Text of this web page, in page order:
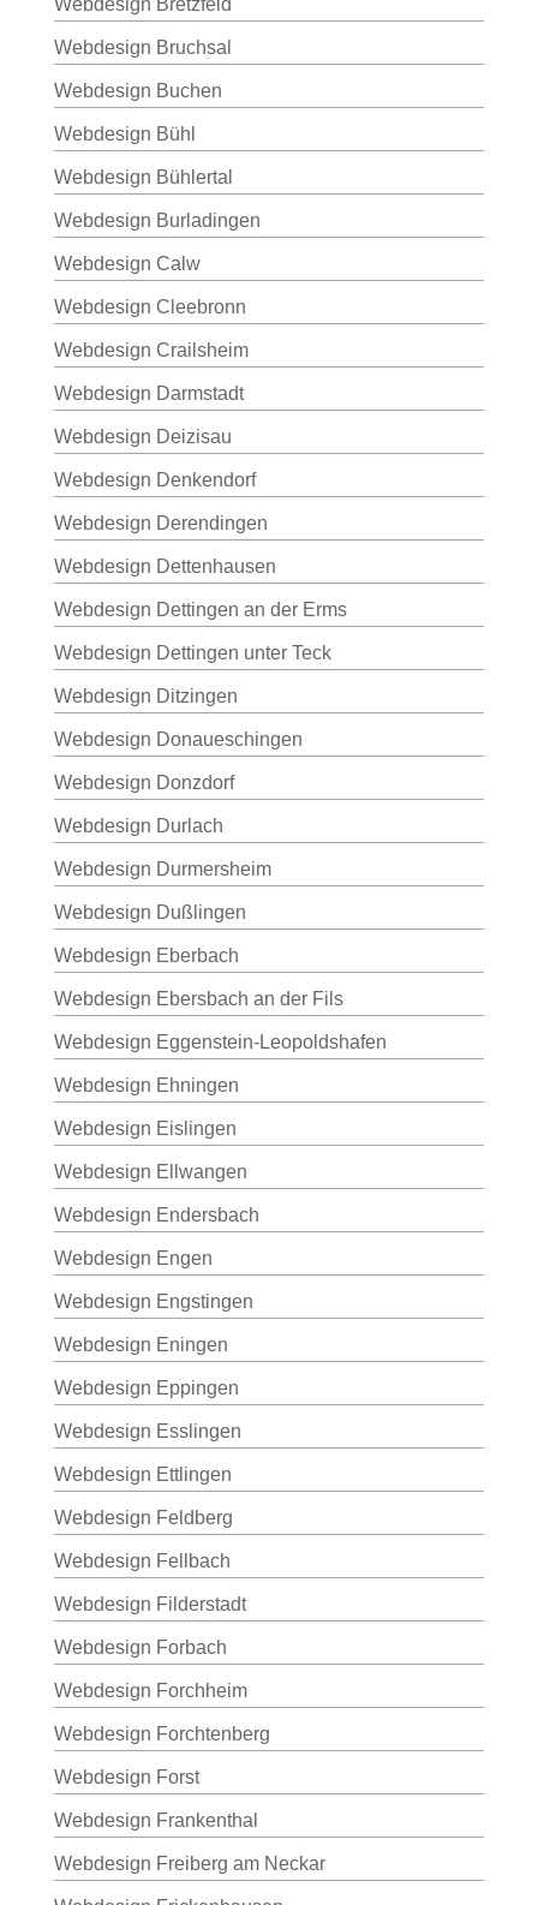
Webdesign Bretzfeld
Webdesign Bruchsal
Webdesign Buchen
Webdesign Bühl
Webdesign Bühlertal
Webdesign Burladingen
Webdesign Calw
Webdesign Cleebronn
Webdesign Crailsheim
Webdesign Darmstadt
Webdesign Deizisau
Webdesign Denkendorf
Webdesign Derendingen
Webdesign Dettenhausen
Webdesign Dettingen an der Erms
Webdesign Dettingen unter Teck
Webdesign Ditzingen
Webdesign Donaueschingen
Webdesign Donzdorf
Webdesign Durlach
Webdesign Durmersheim
Webdesign Dußlingen
Webdesign Eberbach
Webdesign Ebersbach an der Fils
Webdesign Eggenstein-Leopoldshafen
Webdesign Ehningen
Webdesign Eislingen
Webdesign Ellwangen
Webdesign Endersbach
Webdesign Engen
Webdesign Engstingen
Webdesign Eningen
Webdesign Eppingen
Webdesign Esslingen
Webdesign Ettlingen
Webdesign Feldberg
Webdesign Fellbach
Webdesign Filderstadt
Webdesign Forbach
Webdesign Forchheim
Webdesign Forchtenberg
Webdesign Forst
Webdesign Frankenthal
Webdesign Freiberg am Neckar